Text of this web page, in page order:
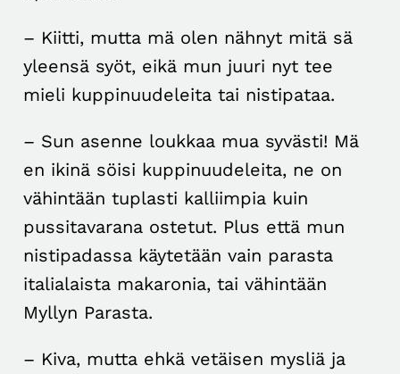
– Kiitti, mutta mä olen nähnyt mitä sä
yleensä syöt, eikä mun juuri nyt tee
mieli kuppinuudeleita tai nistipataa.
– Sun asenne loukkaa mua syvästi! Mä
en ikinä söisi kuppinuudeleita, ne on
vähintään tuplasti kalliimpia kuin
pussitavarana ostetut. Plus että mun
nistipadassa käytetään vain parasta
italialaista makaronia, tai vähintään
Myllyn Parasta.
– Kiva, mutta ehkä vetäisen mysliä ja